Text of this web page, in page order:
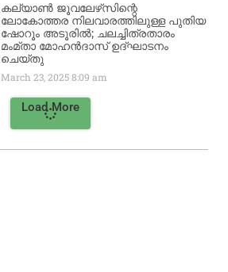
കല്യാൺ ജൂവലേഴ്‌സിന്റെ
ലോകോത്തര നിലവാരത്തിലുള്ള പുതിയ
ഷോറൂം അടൂരിൽ; ചലച്ചിത്രതാരം
മംമ്താ മോഹൻദാസ് ഉദ്ഘാടനം
ചെയ്‌തു
March 23, 20258:09 am
Load More